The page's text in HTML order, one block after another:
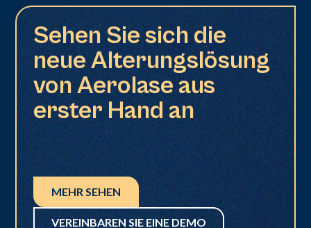
Sehen Sie sich die
neue Alterungslösung
von Aerolase aus
erster Hand an
MEHR SEHEN
VEREINBAREN SIE EINE DEMO